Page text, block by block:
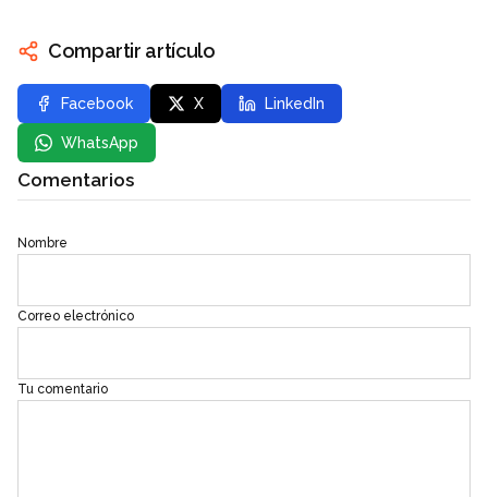
Compartir artículo
Facebook X LinkedIn
WhatsApp
Comentarios
Nombre
Correo electrónico
Tu comentario